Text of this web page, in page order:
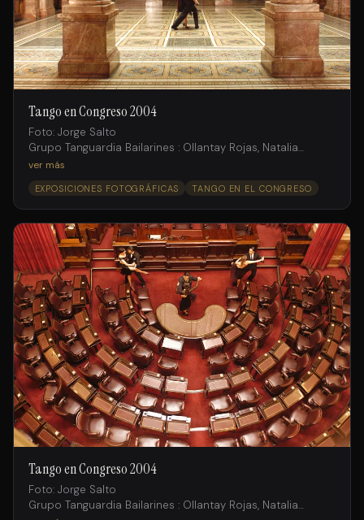
Tango en Congreso 2004
Foto: Jorge Salto
Grupo Tanguardia Bailarines : Ollantay Rojas, Natalia
Fossati , Andrés Ruiz;
Rosemvasser, Michaela Cortado.
ver más
EXPOSICIONES FOTOGRÁFICAS TANGO EN EL CONGRESO
Tango en Congreso 2004
Foto: Jorge Salto
Grupo Tanguardia Bailarines : Ollantay Rojas, Natalia